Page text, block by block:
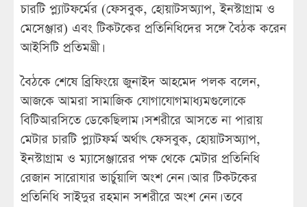
চারটি প্ল্যাটফর্মের (ফেসবুক, হোয়াটসঅ্যাপ, ইনস্টাগ্রাম ও
মেসেঞ্জার) এবং টিকটকের প্রতিনিধিদের সঙ্গে বৈঠক করেন
আইসিটি প্রতিমন্ত্রী।
বৈঠকে শেষে ব্রিফিংয়ে জুনাইদ আহমেদ পলক বলেন,
আজকে আমরা সামাজিক যোগাযোগমাধ্যমগুলোকে
বিটিআরসিতে ডেকেছিলাম। সশরীরে আসতে না পারায়
মেটার চারটি প্ল্যাটফর্ম অর্থাৎ ফেসবুক, হোয়াটসঅ্যাপ,
ইনস্টাগ্রাম ও ম্যাসেঞ্জারের পক্ষ থেকে মেটার প্রতিনিধি
রেজান সারোযার ভার্চুয়ালি অংশ নেন। আর টিকটকের
প্রতিনিধি সাইদুর রহমান সশরীরে অংশ নেন। তবে